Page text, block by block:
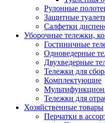
Рулонные
Защитные
Салфетки
Уборочные тележки,
Гостиничные
Одноведерные
Двухведерные
Тележки для
Комплектующие
Тележки для
Хозяйственные товары
Перчатки в